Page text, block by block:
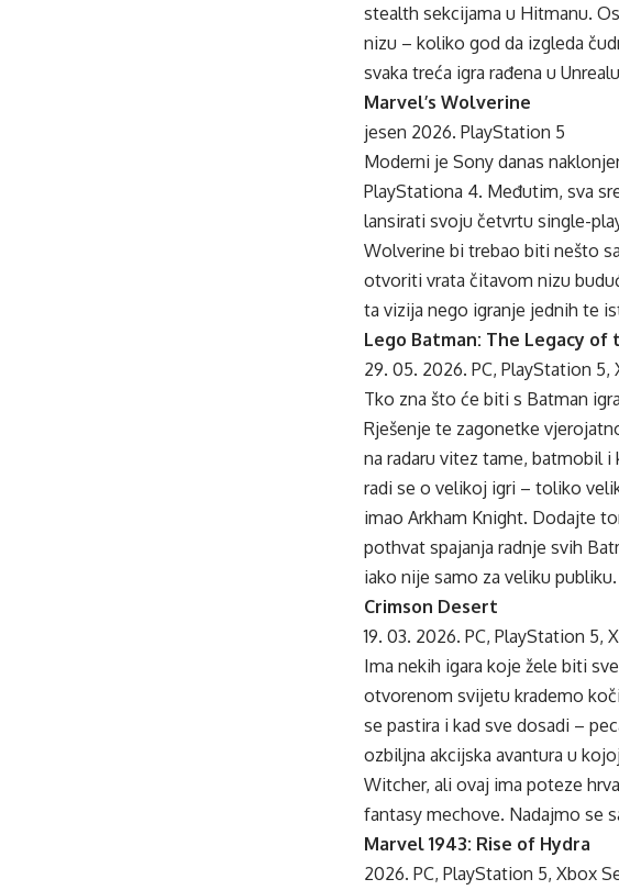
stealth sekcijama u Hitmanu.
nizu – koliko god da izgleda
svaka treća igra rađena u
Marvel’s Wolverine
jesen 2026. PlayStation 5
Moderni je Sony danas
PlayStationa 4. Međutim, sva
lansirati svoju četvrtu single-
Wolverine bi trebao biti nešto
otvoriti vrata čitavom nizu
ta vizija nego igranje jednih te
Lego Batman: The Legacy of
29. 05. 2026. PC, PlayStation
Tko zna što će biti s Batman
Rješenje te zagonetke
na radaru vitez tame, batmobil i
radi se o velikoj igri – toliko
imao Arkham Knight. Dodajte
pothvat spajanja radnje svih
iako nije samo za veliku publiku.
Crimson Desert
19. 03. 2026. PC, PlayStation 5,
Ima nekih igara koje žele biti
otvorenom svijetu krademo
se pastira i kad sve dosadi –
ozbiljna akcijska avantura u
Witcher, ali ovaj ima poteze
fantasy mechove. Nadajmo se
Marvel 1943: Rise of Hydra
2026. PC, PlayStation 5, Xbox